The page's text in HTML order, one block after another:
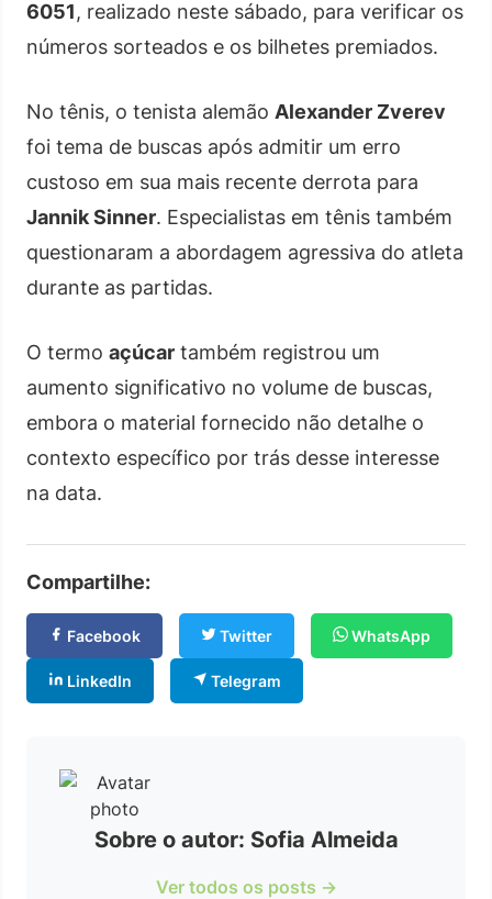
6051, realizado neste sábado, para verificar os
números sorteados e os bilhetes premiados.
No tênis, o tenista alemão Alexander Zverev
foi tema de buscas após admitir um erro
custoso em sua mais recente derrota para
Jannik Sinner. Especialistas em tênis também
questionaram a abordagem agressiva do atleta
durante as partidas.
O termo açúcar também registrou um
aumento significativo no volume de buscas,
embora o material fornecido não detalhe o
contexto específico por trás desse interesse
na data.
Compartilhe:
Facebook Twitter WhatsApp
LinkedIn Telegram
Sobre o autor: Sofia Almeida
Ver todos os posts →